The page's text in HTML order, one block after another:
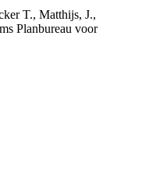
T., Matthijs, J.,
Planbureau voor